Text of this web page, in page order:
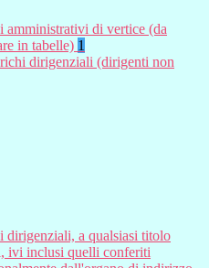
amministrativi di vertice (da
in tabelle) 1
dirigenziali (dirigenti non
dirigenziali, a qualsiasi titolo
ivi inclusi quelli conferiti